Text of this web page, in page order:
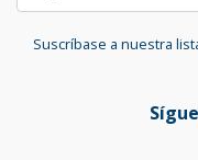
Suscríbase a nuestra